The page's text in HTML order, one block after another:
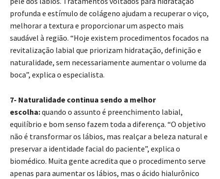
profunda e estímulo de colágeno ajudam a recuperar o viço,
melhorar a textura e proporcionar um aspecto mais
saudável à região. “Hoje existem procedimentos focados na
revitalização labial que priorizam hidratação, definição e
naturalidade, sem necessariamente aumentar o volume da
boca”, explica o especialista.
7- Naturalidade continua sendo a melhor
escolha:quando o assunto é preenchimento labial,
equilíbrio e bom senso fazem toda a diferença. “O objetivo
não é transformar os lábios, mas realçar a beleza natural e
preservar a identidade facial do paciente”, explica o
biomédico. Muita gente acredita que o procedimento serve
apenas para aumentar os lábios, mas o ácido hialurônico